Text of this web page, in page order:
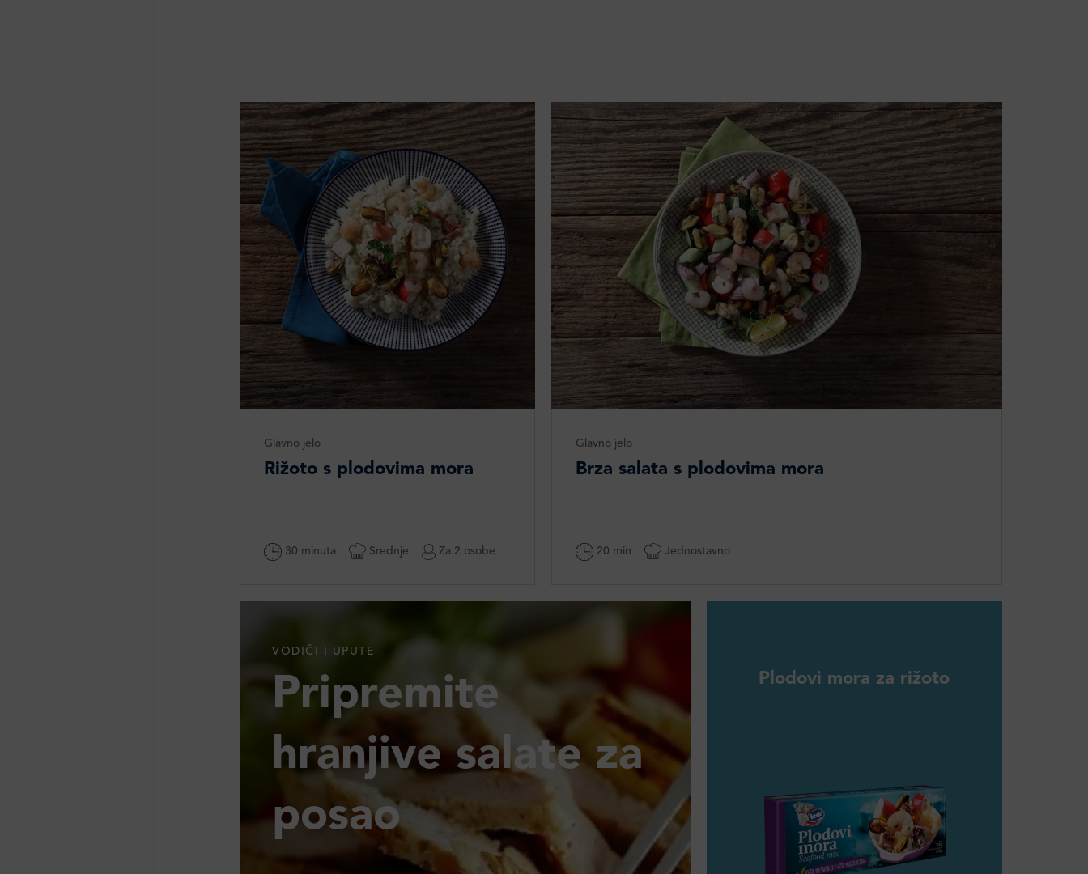
Glavno jelo
Rižoto s plodovima mora
30 minuta Srednje Za 2 osobe
Glavno jelo
Brza salata s plodovima mora
20 min Jednostavno
VODIČI I UPUTE
Pripremite
hranjive salate za
posao
Plodovi mora za rižoto